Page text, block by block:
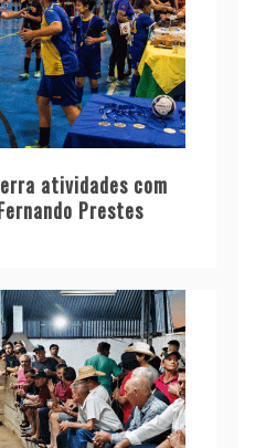
atividades com
Prestes